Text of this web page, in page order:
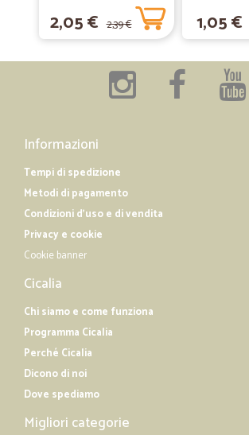
2,05 € 2,39 € 1,05 €
Informazioni
Tempi di spedizione
Metodi di pagamento
Condizioni d'uso e di vendita
Privacy e cookie
Cookie banner
Cicalia
Chi siamo e come funziona
Programma Cicalia
Perché Cicalia
Dicono di noi
Dove spediamo
Migliori categorie